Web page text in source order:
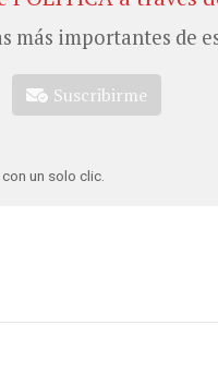
más importantes de
Suscribirme
un solo clic.